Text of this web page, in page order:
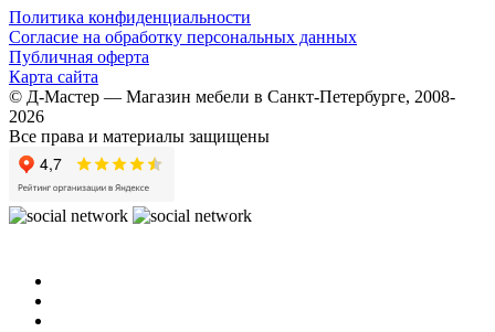
Политика конфиденциальности
Согласие на обработку персональных данных
Публичная оферта
Карта сайта
© Д-Мастер — Магазин мебели в Санкт-Петербурге, 2008-
2026
Все права и материалы защищены